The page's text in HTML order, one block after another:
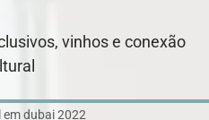
vinhos e conexão